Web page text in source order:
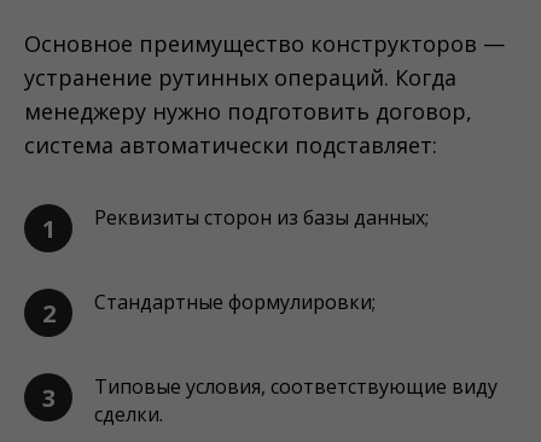
Основное преимущество конструкторов —
устранение рутинных операций. Когда
менеджеру нужно подготовить договор,
система автоматически подставляет:
1 Реквизиты сторон из базы данных;
2 Стандартные формулировки;
3
Типовые условия, соответствующие виду
сделки.